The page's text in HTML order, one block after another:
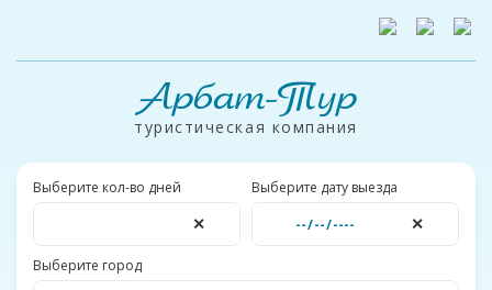
Арбат-Тур
туристическая компания
Выберите кол-во дней
✕
Выберите дату выезда
✕
Выберите город